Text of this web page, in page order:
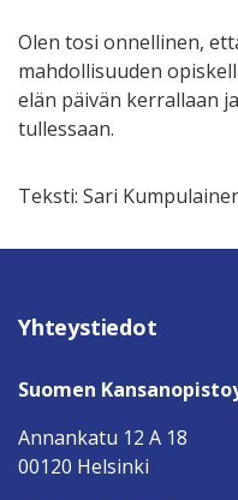
Olen tosi onnellinen,
mahdollisuuden
elän päivän kerrallaan
tullessaan.
Teksti: Sari
Yhteystiedot
Suomen
Annankatu 12 A 18
00120 Helsinki